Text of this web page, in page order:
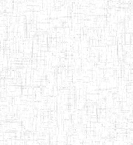
25/08/1986 ENIEG
05/11/1998 ENIET
05/08/2010 ENIET